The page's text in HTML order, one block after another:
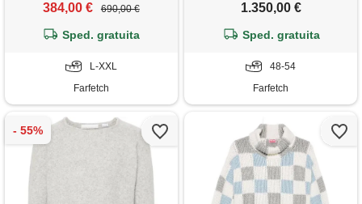
384,00 € 690,00 €
Sped. gratuita
L-XXL
Farfetch
1.350,00 €
Sped. gratuita
48-54
Farfetch